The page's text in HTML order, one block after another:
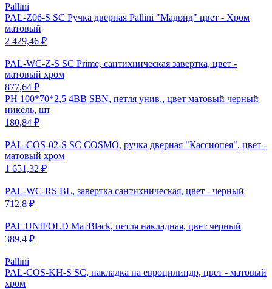
Pallini
PAL-Z06-S SC Ручка дверная Pallini "Мадрид" цвет - Хром
матовый
2 429,46 ₽
PAL-WC-Z-S SC Prime, сантихническая завертка, цвет -
матовый хром
877,64 ₽
PH 100*70*2,5 4BB SBN, петля унив., цвет матовый черный
никель, шт
180,84 ₽
PAL-COS-02-S SC COSMO, ручка дверная "Кассиопея", цвет -
матовый хром
1 651,32 ₽
PAL-WC-RS BL, завертка сантихническая, цвет - черный
712,8 ₽
PAL UNIFOLD МатBlack, петля накладная, цвет черный
389,4 ₽
Pallini
PAL-COS-KH-S SC, накладка на евроцилиндр, цвет - матовый
хром